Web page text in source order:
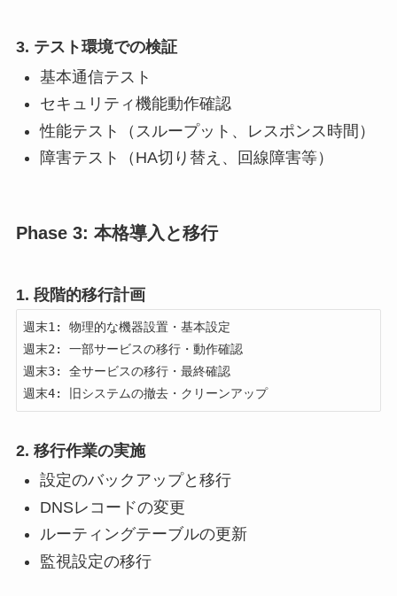
3. テスト環境での検証
基本通信テスト
セキュリティ機能動作確認
性能テスト（スループット、レスポンス時間）
障害テスト（HA切り替え、回線障害等）
Phase 3: 本格導入と移行
1. 段階的移行計画
週末1: 物理的な機器設置・基本設定
週末2: 一部サービスの移行・動作確認
週末3: 全サービスの移行・最終確認
週末4: 旧システムの撤去・クリーンアップ
2. 移行作業の実施
設定のバックアップと移行
DNSレコードの変更
ルーティングテーブルの更新
監視設定の移行